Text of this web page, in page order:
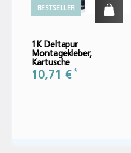
BESTSELLER
1K Deltapur
Montagekleber,
Kartusche
10,71 €*